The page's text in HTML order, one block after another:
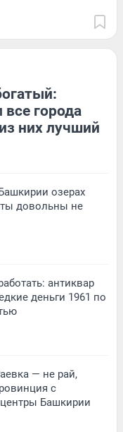
города
них лучший
озерах
довольны не
антиквар
деньги 1961 по
— не рай,
с
Башкирии